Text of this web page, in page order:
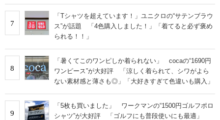
7
「Tシャツを超えています！」ユニクロの“サテンブラウ
ス”が話題 「4色購入しました！」「着てると必ず褒め
られる！！」
8
「暑くてこのワンピしか着られない」 cocaの“1690円
ワンピース”が大好評 「涼しく着られて、シワがよら
ない素材感と薄さも◎」「大好きすぎて色違いも購入」
9
「5枚も買いました」 ワークマンの“1500円ゴルフポロ
シャツ”が大好評 「ゴルフにも普段使いにも最適」